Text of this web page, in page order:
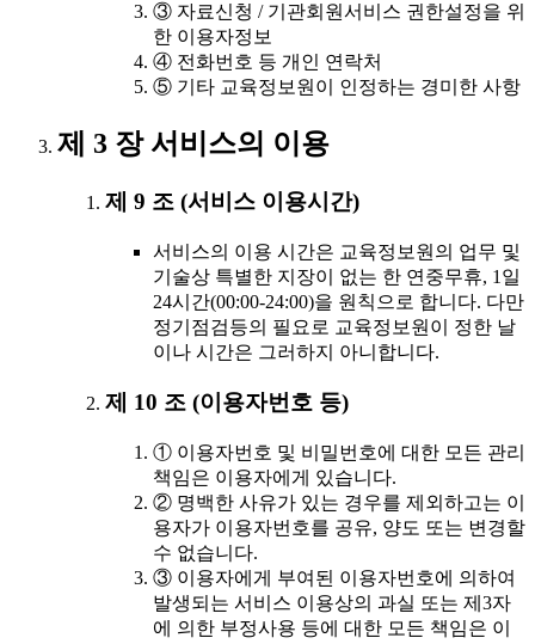
③ 자료신청 / 기관회원서비스 권한설정을 위
한 이용자정보
④ 전화번호 등 개인 연락처
⑤ 기타 교육정보원이 인정하는 경미한 사항
제 3 장 서비스의 이용
제 9 조 (서비스 이용시간)
서비스의 이용 시간은 교육정보원의 업무 및
기술상 특별한 지장이 없는 한 연중무휴, 1일
24시간(00:00-24:00)을 원칙으로 합니다. 다만
정기점검등의 필요로 교육정보원이 정한 날
이나 시간은 그러하지 아니합니다.
제 10 조 (이용자번호 등)
① 이용자번호 및 비밀번호에 대한 모든 관리
책임은 이용자에게 있습니다.
② 명백한 사유가 있는 경우를 제외하고는 이
용자가 이용자번호를 공유, 양도 또는 변경할
수 없습니다.
③ 이용자에게 부여된 이용자번호에 의하여
발생되는 서비스 이용상의 과실 또는 제3자
에 의한 부정사용 등에 대한 모든 책임은 이